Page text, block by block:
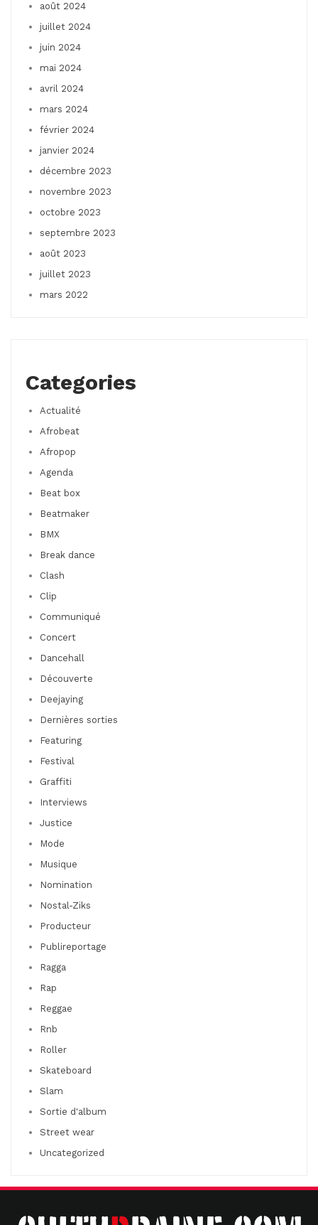
août 2024
juillet 2024
juin 2024
mai 2024
avril 2024
mars 2024
février 2024
janvier 2024
décembre 2023
novembre 2023
octobre 2023
septembre 2023
août 2023
juillet 2023
mars 2022
Categories
Actualité
Afrobeat
Afropop
Agenda
Beat box
Beatmaker
BMX
Break dance
Clash
Clip
Communiqué
Concert
Dancehall
Découverte
Deejaying
Dernières sorties
Featuring
Festival
Graffiti
Interviews
Justice
Mode
Musique
Nomination
Nostal-Ziks
Producteur
Publireportage
Ragga
Rap
Reggae
Rnb
Roller
Skateboard
Slam
Sortie d'album
Street wear
Uncategorized